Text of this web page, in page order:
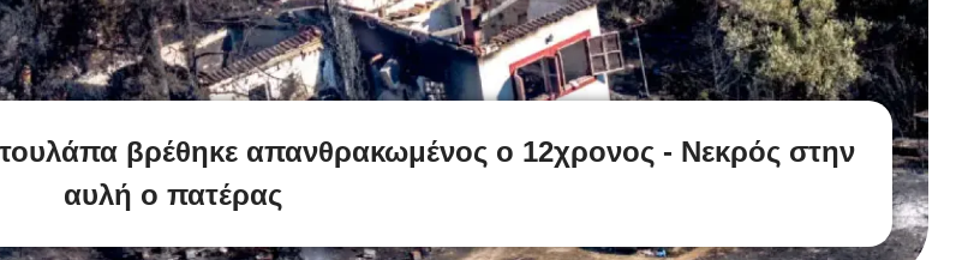
βρέθηκε απανθρακωμένος ο 12χρονος - Νεκρός στην
αυλή ο πατέρας